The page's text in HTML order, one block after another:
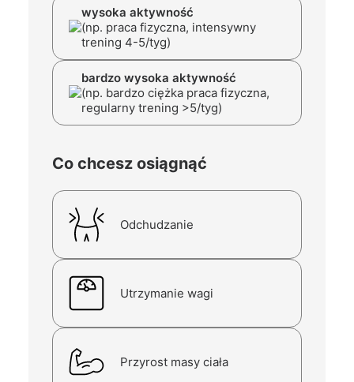
wysoka aktywność
(np. praca fizyczna, intensywny
trening 4-5/tyg)
bardzo wysoka aktywność
(np. bardzo ciężka praca fizyczna,
regularny trening >5/tyg)
Co chcesz osiągnąć
Odchudzanie
Utrzymanie wagi
Przyrost masy ciała